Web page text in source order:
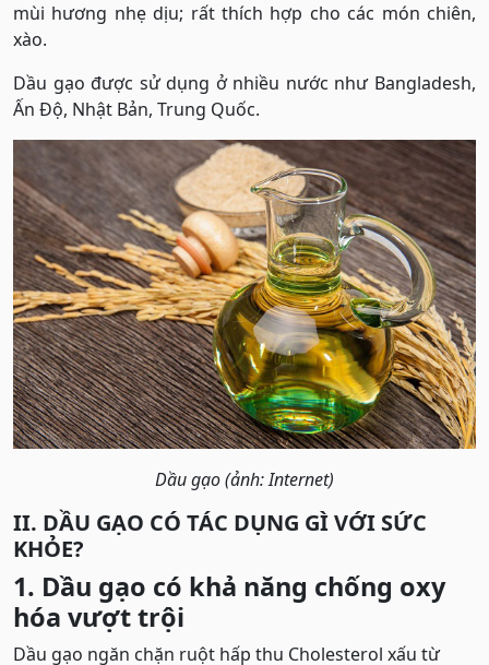
mùi hương nhẹ dịu; rất thích hợp cho các món chiên,
xào.
Dầu gạo được sử dụng ở nhiều nước như Bangladesh,
Ấn Độ, Nhật Bản, Trung Quốc.
Dầu gạo (ảnh: Internet)
II. DẦU GẠO CÓ TÁC DỤNG GÌ VỚI SỨC
KHỎE?
1. Dầu gạo có khả năng chống oxy
hóa vượt trội
Dầu gạo ngăn chặn ruột hấp thu Cholesterol xấu từ